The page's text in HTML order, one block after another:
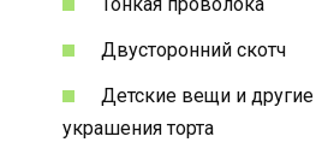
Двусторонний скотч
Детские вещи и
украшения торта